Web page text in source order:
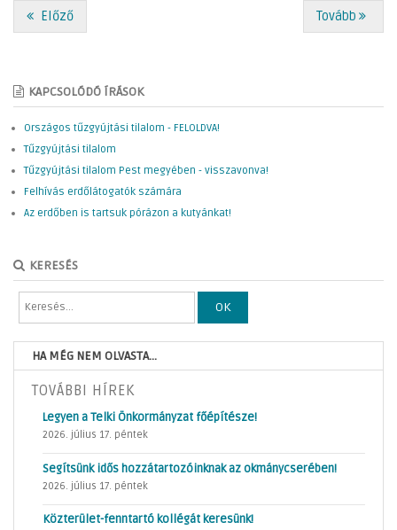
Előző Tovább
KAPCSOLÓDÓ ÍRÁSOK
Országos tűzgyújtási tilalom - FELOLDVA!
Tűzgyújtási tilalom
Tűzgyújtási tilalom Pest megyében - visszavonva!
Felhívás erdőlátogatók számára
Az erdőben is tartsuk pórázon a kutyánkat!
KERESÉS
OK
HA MÉG NEM OLVASTA...
TOVÁBBI HÍREK
Legyen a Telki Önkormányzat főépítésze!
2026. július 17. péntek
Segítsünk idős hozzátartozóinknak az okmánycserében!
2026. július 17. péntek
Közterület-fenntartó kollégát keresünk!